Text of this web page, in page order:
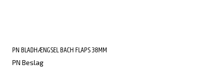
PN BLADHÆNGSEL BACH FLAPS 38MM
PN Beslag